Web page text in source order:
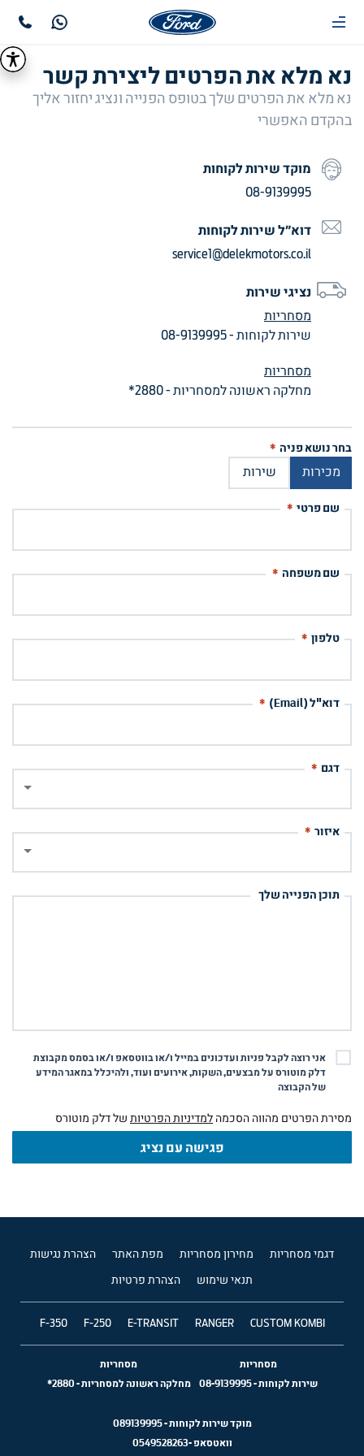
נא מלא את הפרטים ליצירת קשר
נא מלא את הפרטים שלך בטופס הפנייה ונציג יחזור אליך
בהקדם האפשרי
מוקד שירות לקוחות
08-9139995
דוא״ל שירות לקוחות
service1@delekmotors.co.il
נציגי שירות
מסחריות
שירות לקוחות -
08-9139995
מסחריות
מחלקה ראשונה למסחריות -
2880*
בחר נושא פניה *
מכירות שירות
שם פרטי *
שם משפחה *
טלפון *
דוא"ל (Email) *
דגם *
איזור *
תוכן הפנייה שלך
אני רוצה לקבל פניות ועדכונים במייל ו/או בווטסאפ ו/או בסמס מקבוצת
דלק מוטורס על מבצעים, השקות, אירועים ועוד, ולהיכלל במאגר המידע
של הקבוצה
מסירת הפרטים מהווה הסכמה למדיניות הפרטיות של דלק מוטורס
פגישה עם נציג
דגמי מסחריות מחירון מסחריות מפת האתר הצהרת נגישות
תנאי שימוש הצהרת פרטיות
CUSTOM KOMBI
RANGER
E-TRANSIT
F-250
F-350
מסחריות
שירות לקוחות-
08-9139995
מסחריות
מחלקה ראשונה למסחריות-
2880*
מוקד שירות לקוחות -089139995
וואטסאפ -0549528263